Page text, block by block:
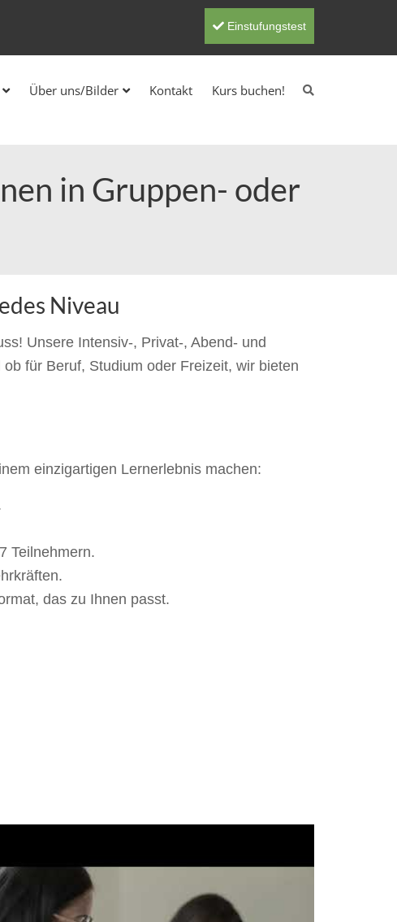
Einstufungstest
Über uns/Bilder Kontakt Kurs buchen!
in Gruppen- oder
Niveau
Unsere Intensiv-, Privat-, Abend- und
für Beruf, Studium oder Freizeit, wir bieten
einzigartigen Lernerlebnis machen:
Teilnehmern.
das zu Ihnen passt.